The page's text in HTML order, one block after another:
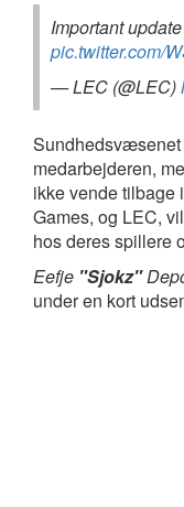
Important
pic.twitter.com/
— LEC (@LEC)
Sundhedsvæsenet
medarbejderen,
ikke vende tilbage
Games, og LEC,
hos deres spillere
Eefje "Sjokz"
under en kort